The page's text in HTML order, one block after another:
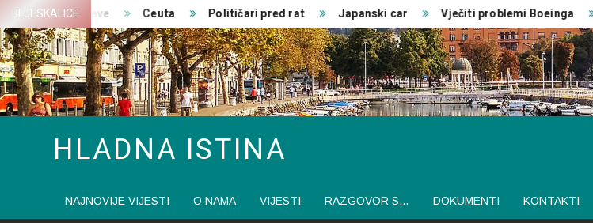
Skip
to
content
BLJESKALICE
Zajedničke izjave Ceuta Političari pred rat Japanski car Vječiti problemi Boeinga
HLADNA ISTINA
NAJNOVIJE VIJESTI O NAMA VIJESTI RAZGOVOR S… DOKUMENTI KONTAKTI